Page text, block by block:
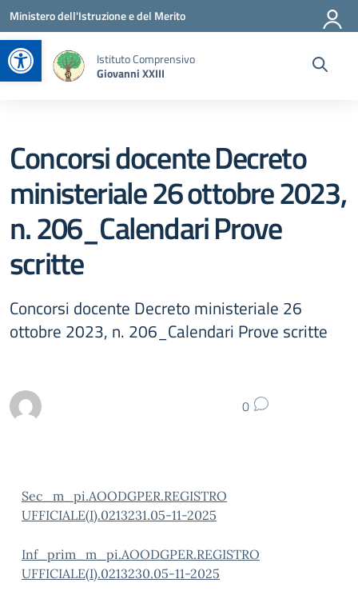
Apri la barra degli strumenti
Vai ai contenuti
Vai al menu di navigazione
Vai al footer
Ministero dell'Istruzione e del Merito
Istituto Comprensivo
Giovanni XXIII
Concorsi docente Decreto
ministeriale 26 ottobre 2023,
n. 206_Calendari Prove
scritte
Concorsi docente Decreto ministeriale 26
ottobre 2023, n. 206_Calendari Prove scritte
0
Sec_m_pi.AOODGPER.REGISTRO
UFFICIALE(I).0213231.05-11-2025
Inf_prim_m_pi.AOODGPER.REGISTRO
UFFICIALE(I).0213230.05-11-2025